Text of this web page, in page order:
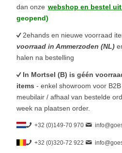
dan onze webshop en bestel
geopend)
2ehands en nieuwe voorraad
voorraad in Ammerzoden (NL)
halen na bestelling
In Mortsel (B) is géén
items - enkel showroom voor
meubilair / afhaal van bestelde
week na plaatsen order.
+32 (0)149-70 970
+32 (0)320-72 922